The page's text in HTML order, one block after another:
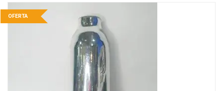
OFERTA